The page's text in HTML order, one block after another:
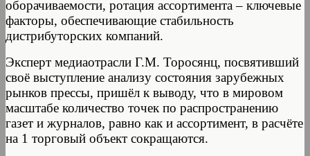
оборачиваемости, ротация ассортимента – ключевые
факторы, обеспечивающие стабильность
дистрибуторских компаний.
Эксперт медиаотрасли Г.М. Торосянц, посвятивший
своё выступление анализу состояния зарубежных
рынков прессы, пришёл к выводу, что в мировом
масштабе количество точек по распространению
газет и журналов, равно как и ассортимент, в расчёте
на 1 торговый объект сокращаются.